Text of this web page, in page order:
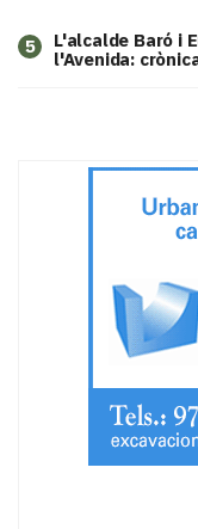
5
L'alcalde Baró i
l'Avenida: